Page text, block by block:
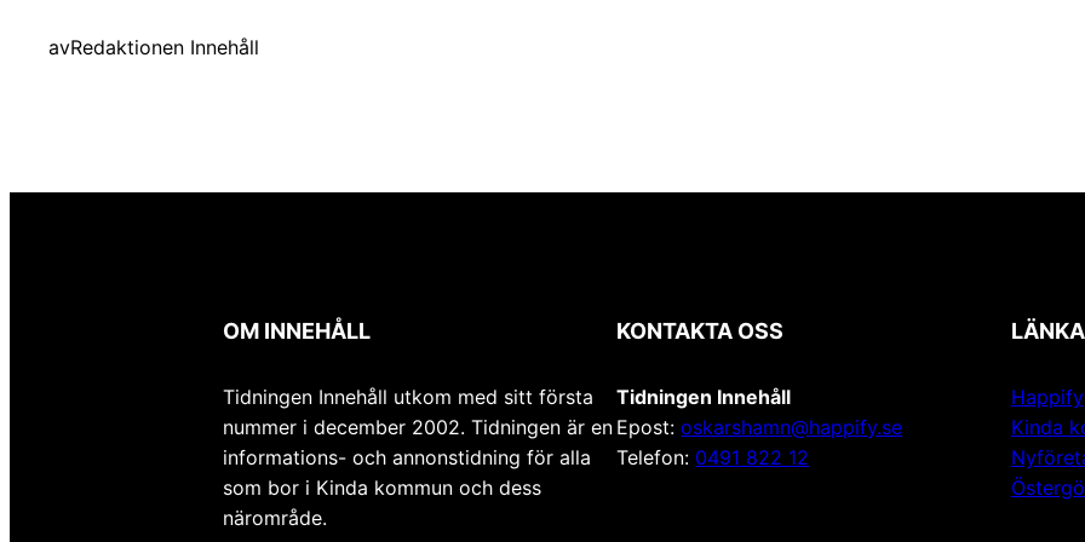
avRedaktionen Innehåll
OM INNEHÅLL
Tidningen Innehåll utkom med sitt första
nummer i december 2002. Tidningen är en
informations- och annonstidning för alla
som bor i Kinda kommun och dess
närområde.
KONTAKTA OSS
Tidningen Innehåll
Epost:oskarshamn@happify.se
Telefon: 0491 822 12
Happify
Kinda